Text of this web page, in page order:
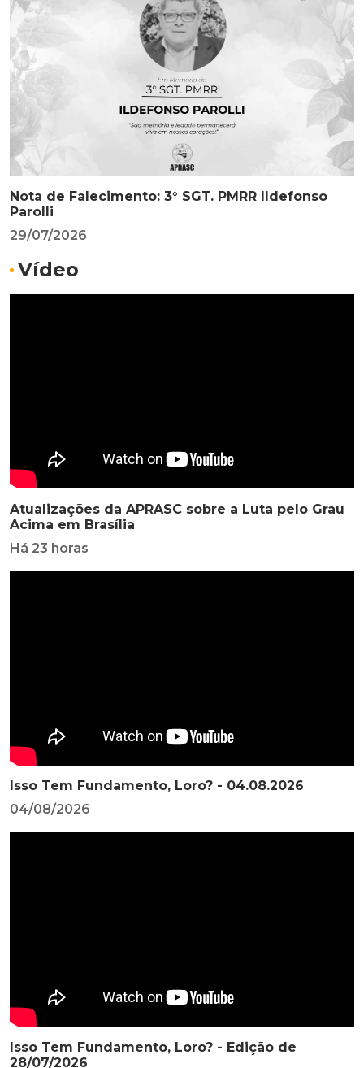
Nota de Falecimento: 3° SGT. PMRR Ildefonso
Parolli
29/07/2026
Vídeo
Atualizações da APRASC sobre a Luta pelo Grau
Acima em Brasília
Há 23 horas
Isso Tem Fundamento, Loro? - 04.08.2026
04/08/2026
Isso Tem Fundamento, Loro? - Edição de
28/07/2026